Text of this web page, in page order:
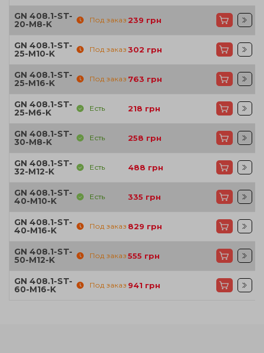
GN 408.1-ST-
20-M8-K Под заказ 239 грн
GN 408.1-ST-
25-M10-K Под заказ 302 грн
GN 408.1-ST-
25-M16-K Под заказ 763 грн
GN 408.1-ST-
25-M6-K Есть 218 грн
GN 408.1-ST-
30-M8-K Есть 258 грн
GN 408.1-ST-
32-M12-K Есть 488 грн
GN 408.1-ST-
40-M10-K Есть 335 грн
GN 408.1-ST-
40-M16-K Под заказ 829 грн
GN 408.1-ST-
50-M12-K Под заказ 555 грн
GN 408.1-ST-
60-M16-K Под заказ 941 грн